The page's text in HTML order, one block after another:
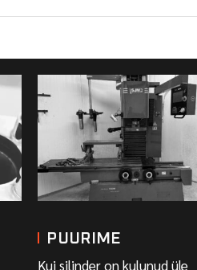
PUURIME
Kui silinder on kulunud üle